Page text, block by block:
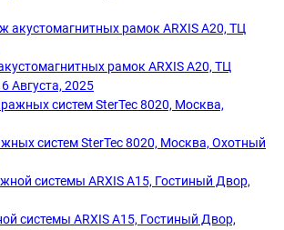
рамок ARXIS A20, ТЦ
6 Августа, 2025
систем SterTec 8020, Москва, Охотный
системы ARXIS A15, Гостиный Двор,